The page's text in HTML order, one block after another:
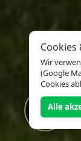
Cookies
Wir
(Google
Cookies
Alle